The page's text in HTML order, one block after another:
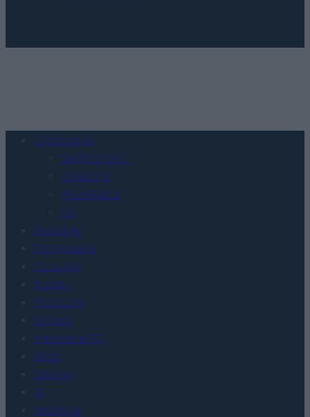
Urządzenia
SMARTFONY
TABLETY
WEARABLE
TV
Recenzje
Porównania
Co kupić
Porady
Promocje
FinTech
Hardware PC
Moto
Gaming
AI
Redakcja